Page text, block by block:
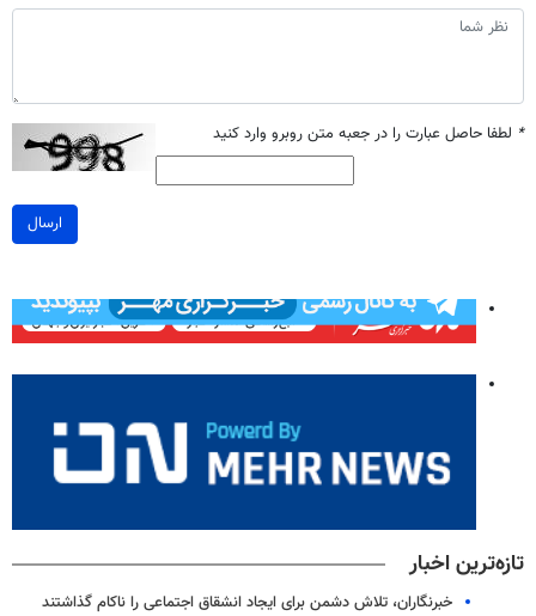
* لطفا حاصل عبارت را در جعبه متن روبرو وارد کنید
ارسال
تازه‌ترین اخبار
خبرنگاران، تلاش دشمن برای ایجاد انشقاق اجتماعی را ناکام گذاشتند